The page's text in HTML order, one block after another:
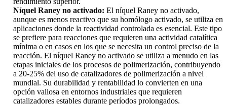
Níquel Raney no activado: El níquel Raney no activado,
aunque es menos reactivo que su homólogo activado, se utiliza en
aplicaciones donde la reactividad controlada es esencial. Este tipo
se prefiere para reacciones que requieren una actividad catalítica
mínima o en casos en los que se necesita un control preciso de la
reacción. El níquel Raney no activado se utiliza a menudo en las
etapas iniciales de los procesos de polimerización, contribuyendo
a 20-25% del uso de catalizadores de polimerización a nivel
mundial. Su durabilidad y rentabilidad lo convierten en una
opción valiosa en entornos industriales que requieren
catalizadores estables durante períodos prolongados.